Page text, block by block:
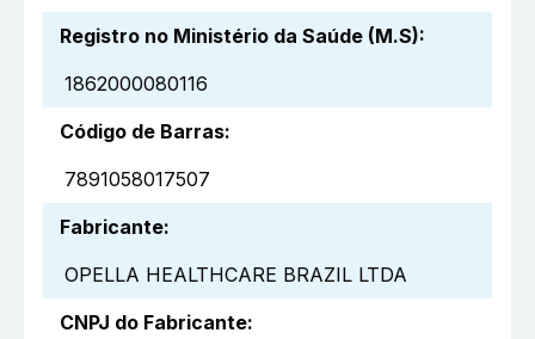
Registro no Ministério da Saúde (M.S):
1862000080116
Código de Barras:
7891058017507
Fabricante:
OPELLA HEALTHCARE BRAZIL LTDA
CNPJ do Fabricante: